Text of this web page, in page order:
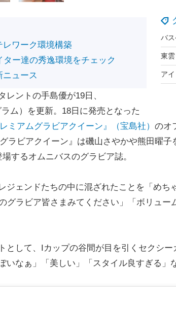
ワーク環境構築
ー達の秀逸環境をチェック
ュース
ントの手島優が19日、
ム）を更新。18日に発売となった
ミアムグラビアクイーン』（宝島社） のオ
ラビアクイーン』は磯山さやかや熊田曜子
するオムニバスのグラビア誌。
ジェンドたちの中に混ざれたことを「め
グラビア皆さまみてください」「ボリュー
して、Iカップの谷間が目を引くセクシ
いなぁ」「美しい」「スタイル良すぎる」